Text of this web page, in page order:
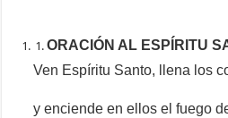
ORACIÓN AL ESPÍRITU
Ven Espíritu Santo, llena los
y enciende en ellos el fuego